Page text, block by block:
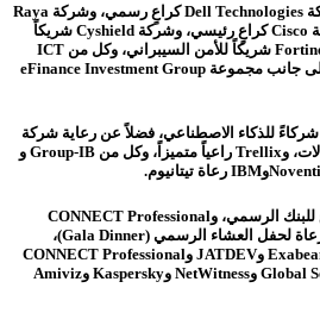
وتشمل قائمة الرعاة كل من شركة Dell Technologies كراعٍ رسمي، وشركة Raya
Information Technology وشركة Cisco كراعٍ رئيسي، وشركة Cyshield شريكاً
استراتيجياً، بالإضافة إلى شركة Fortinet شريكاً للأمن السيبراني، وكل من ICT
Misr وIoT Misr رعاة ماسيين، إلى جانب مجموعة eFinance Investment Group
وكل من Liquid C2 و Microsoft شركاءً للذكاء الاصطناعي، فضلاً عن رعاية شركة
Orange Business كشريكٍ للاتصالات، وTrellix راعياً متميزاً، وكل من Group-IB و
كما تضم قائمة الرعاة (CIB كراعٍ للبنك الرسمي، وCONNECT Professional
Services وPalo Alto Networks رعاة لحفل العشاء الرسمي (Gala Dinner)،
وAlkan Telecom وCyberteq وExabeam وJATDEV وCONNECT Professional
Services وForcepoint وGlobal Solutions وNetWitness وKaspersky وAmiviz